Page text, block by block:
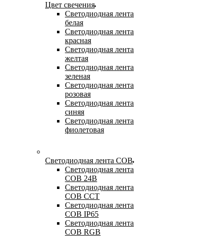
Цвет свечения
Светодиодная лента
белая
Светодиодная лента
красная
Светодиодная лента
желтая
Светодиодная лента
зеленая
Светодиодная лента
розовая
Светодиодная лента
синяя
Светодиодная лента
фиолетовая
Светодиодная лента COB
Светодиодная лента
COB 24В
Светодиодная лента
COB CCT
Светодиодная лента
COB IP65
Светодиодная лента
COB RGB